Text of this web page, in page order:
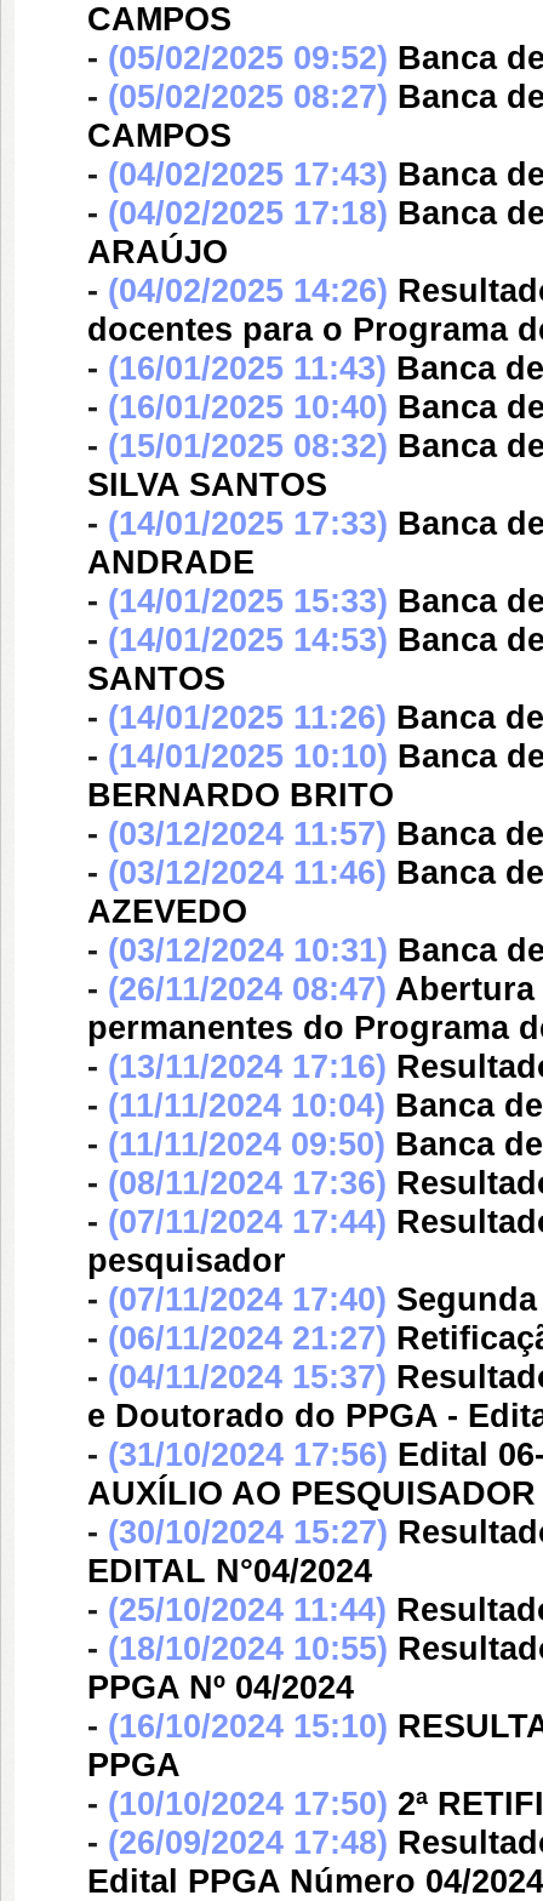
CAMPOS
- (05/02/2025 09:52) Banca
- (05/02/2025 08:27) Banca
CAMPOS
- (04/02/2025 17:43) Banca
- (04/02/2025 17:18) Banca
ARAÚJO
- (04/02/2025 14:26)
docentes para o Programa
- (16/01/2025 11:43) Banca
- (16/01/2025 10:40) Banca
- (15/01/2025 08:32) Banca
SILVA SANTOS
- (14/01/2025 17:33) Banca
ANDRADE
- (14/01/2025 15:33) Banca
- (14/01/2025 14:53) Banca
SANTOS
- (14/01/2025 11:26) Banca
- (14/01/2025 10:10) Banca
BERNARDO BRITO
- (03/12/2024 11:57) Banca
- (03/12/2024 11:46) Banca
AZEVEDO
- (03/12/2024 10:31) Banca
- (26/11/2024 08:47) Abertura
permanentes do Programa
- (13/11/2024 17:16)
- (11/11/2024 10:04) Banca
- (11/11/2024 09:50) Banca
- (08/11/2024 17:36)
- (07/11/2024 17:44)
pesquisador
- (07/11/2024 17:40)
- (06/11/2024 21:27)
- (04/11/2024 15:37)
e Doutorado do PPGA -
- (31/10/2024 17:56) Edital
AUXÍLIO AO PESQUISADOR
- (30/10/2024 15:27)
EDITAL N°04/2024
- (25/10/2024 11:44)
- (18/10/2024 10:55)
PPGA Nº 04/2024
- (16/10/2024 15:10)
PPGA
- (10/10/2024 17:50) 2ª
- (26/09/2024 17:48)
Edital PPGA Número 04/2024